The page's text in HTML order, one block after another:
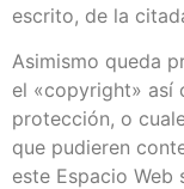
escrito, de la
Asimismo queda
el «copyright» así
protección, o
que pudieren
este Espacio